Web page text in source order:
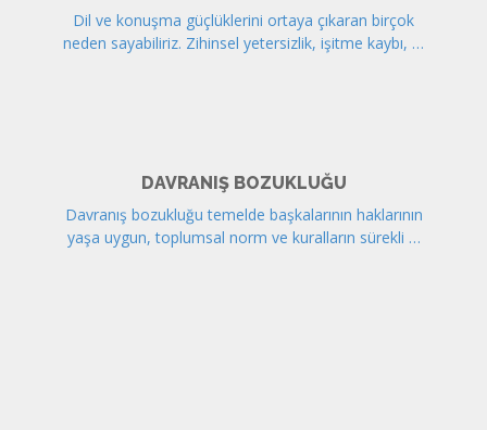
Dil ve konuşma güçlüklerini ortaya çıkaran birçok
neden sayabiliriz. Zihinsel yetersizlik, işitme kaybı, …
DAVRANIŞ BOZUKLUĞU
Davranış bozukluğu temelde başkalarının haklarının
yaşa uygun, toplumsal norm ve kuralların sürekli …